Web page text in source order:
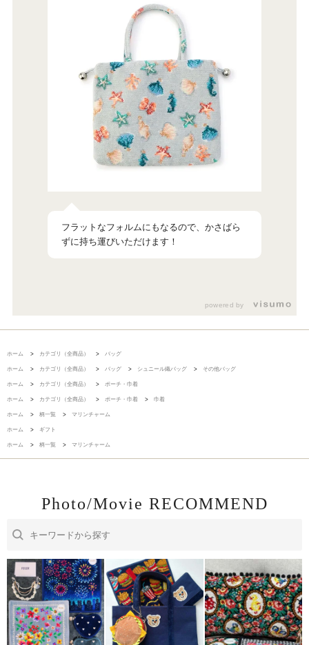
フラットなフォルムにもなるので、かさばら
powered by
ホーム > カテゴリ（全商品） > バッグ
ホーム > カテゴリ（全商品） > バッグ > シュニール織バッグ > その他バッグ
ホーム > カテゴリ（全商品） > ポーチ・巾着
ホーム > カテゴリ（全商品） > ポーチ・巾着 > 巾着
ホーム > 柄一覧 > マリンチャーム
ホーム > ギフト
ホーム > 柄一覧 > マリンチャーム
Photo/Movie RECOMMEND